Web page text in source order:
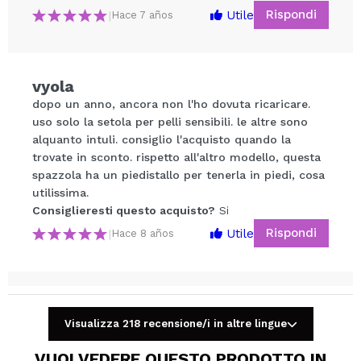
desiderate del viso
trasportare il vostro NEXA Lite
Pile (2 x AA) incluse
Non è rotante.
Condividi un video o una foto
Il tuo video potrebbe essere il primo. Immaginalo...
Consiglieresti questo acquisto? Si No
INVIA
| Hace 7 años Utile Rispondi
vyola
dopo un anno, ancora non l'ho dovuta ricaricare.
uso solo la setola per pelli sensibili. le altre sono
alquanto intuli. consiglio l'acquisto quando la
trovate in sconto. rispetto all'altro modello, questa
spazzola ha un piedistallo per tenerla in piedi, cosa
utilissima.
Consiglieresti questo acquisto? Si
| Hace 8 años Utile Rispondi
Caterina
Ho acquistato questo prodotto perchè mi serviva
una spazzola per la pulizia del viso che non
costasse quanto un rene ,e vedendo il prezzo ho
Visualizza 218 recensione/i in altre lingue